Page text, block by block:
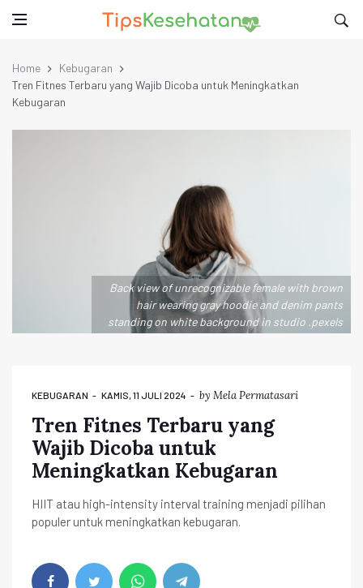
Home
Kebugaran
Tren Fitnes Terbaru yang Wajib Dicoba untuk Meningkatkan
Kebugaran
Back view of unrecognizable female with brown
hair wearing gray hoodie and denim pants
standing on white background in studio .pexels
KEBUGARAN KAMIS, 11 JULI 2024 by Mela Permatasari
Tren Fitnes Terbaru yang
Wajib Dicoba untuk
Meningkatkan Kebugaran
HIIT atau high-intensity interval training menjadi pilihan
populer untuk meningkatkan kebugaran.